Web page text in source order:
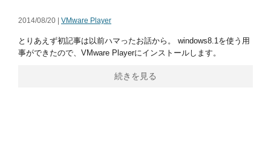
2014/08/20 | VMware Player
とりあえず初記事は以前ハマったお話から。 windows8.1を使う用
事ができたので、VMware Playerにインストールします。
続きを見る